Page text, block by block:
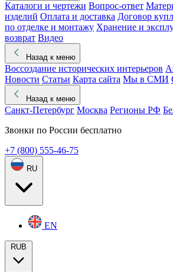
Каталоги и чертежи Вопрос-ответ
изделий Оплата и доставка Договор
по отделке и монтажу Хранение и
возврат Видео
Назад к меню
Воссоздание исторических интерьеров
Новости Статьи Карта сайта Мы в СМИ
Назад к меню
Санкт-Петербург Москва Регионы РФ
Звонки по России бесплатно
+7 (800) 555-46-75
RU
EN
RUB